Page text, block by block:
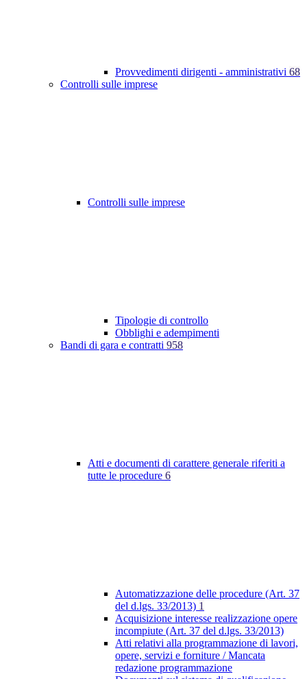
Provvedimenti dirigenti - amministrativi 68
Controlli sulle imprese
Controlli sulle imprese
Tipologie di controllo
Obblighi e adempimenti
Bandi di gara e contratti 958
Atti e documenti di carattere generale riferiti a
tutte le procedure 6
Automatizzazione delle procedure (Art. 37
del d.lgs. 33/2013) 1
Acquisizione interesse realizzazione opere
incompiute (Art. 37 del d.lgs. 33/2013)
Atti relativi alla programmazione di lavori,
opere, servizi e forniture / Mancata
redazione programmazione